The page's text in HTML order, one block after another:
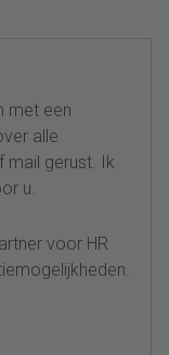
met een
alle
mail gerust. Ik
u.
voor HR